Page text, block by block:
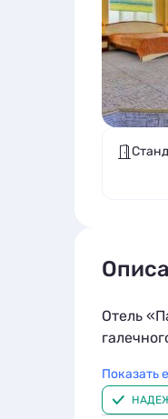
Отель
К Вашим
Показать